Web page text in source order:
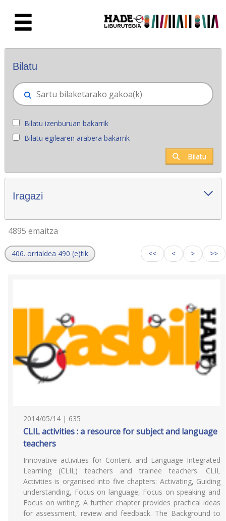
Eskuratu berriak - Liburutegia
Bilatu
Bilatu izenburuan bakarrik
Bilatu egilearen arabera bakarrik
Bilatu
Iragazi
4895 emaitza
406. orrialdea 490 (e)tik << < > >>
2014/05/14 | 635
CLIL activities : a resource for subject and language
teachers
Innovative activities for Content and Language Integrated
Learning (CLIL) teachers and trainee teachers. CLIL
Activities is organised into five chapters: Activating, Guiding
understanding, Focus on language, Focus on speaking and
Focus on writing. A further chapter provides practical ideas
for assessment, review and feedback. The Background to